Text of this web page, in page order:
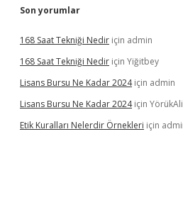
Son yorumlar
168 Saat Tekniği Nedir için admin
168 Saat Tekniği Nedir için Yiğitbey
Lisans Bursu Ne Kadar 2024için admin
Lisans Bursu Ne Kadar 2024için YörükAli
Etik Kuralları Nelerdir Örnekleri için